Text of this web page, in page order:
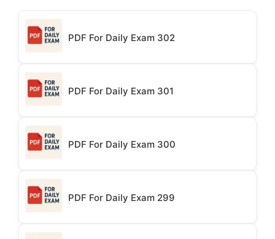
PDF For Daily Exam 302
PDF For Daily Exam 301
PDF For Daily Exam 300
PDF For Daily Exam 299